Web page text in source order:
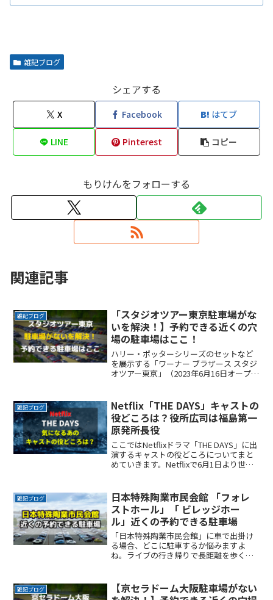
雑記ブログ
シェアする
X Facebook はてブ
LINE Pinterest コピー
もりけんをフォローする
関連記事
雑記ブログ
「スタジオツアー東京駐車場がな
いを解決！】予約できる近くの穴
場の駐車場はここ！
ハリー・ポッターシリーズのセットなど
を展示する「ワーナー ブラザース スタジ
オツアー東京」（2023年6月16日オープ
停めたい時間料金を気にせずイベントを
楽しみたい駐車ReadMore...
雑記ブログ
Netflix「THE DAYS」キャストの
役どころは？役所広司は福島第一
原発所長役
ここではNetflixドラマ「THE DAYS」に出
演するキャストの役どころについてまと
めていきます。Netflixで6月1日より世界
生。日本の首都・東ReadMore...
雑記ブログ
日本特殊陶業市民会館 「フォレ
ストホール」「 ビレッジホー
ル」近くの予約できる駐車場
「日本特殊陶業市民会館」に車で出掛け
る場合、どこに駐車するか悩みますよ
ね。ライブの行き帰りで長距離を歩くの
が欲しい時間料金を気にせず楽しみたい
駐車場を探すのに時間をかけReadMore...
雑記ブログ
【京セラドーム大阪駐車場がない